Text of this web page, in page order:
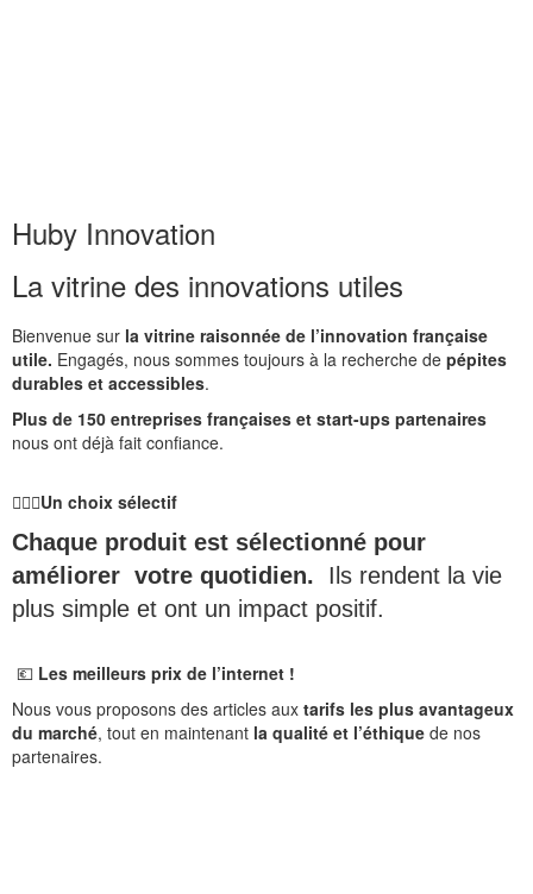
Huby Innovation
La vitrine des innovations utiles
Bienvenue sur la vitrine raisonnée de l’innovation française
utile. Engagés, nous sommes toujours à la recherche de pépites
durables et accessibles.
Plus de 150 entreprises françaises et start-ups partenaires
nous ont déjà fait confiance.
🙋🏻‍♀️Un choix sélectif
Chaque produit est sélectionné pour
améliorer votre quotidien.
Ils rendent la vie
plus simple et ont un impact positif.
💶 Les meilleurs prix de l’internet !
Nous vous proposons des articles aux tarifs les plus avantageux
du marché, tout en maintenant la qualité et l’éthique de nos
partenaires.